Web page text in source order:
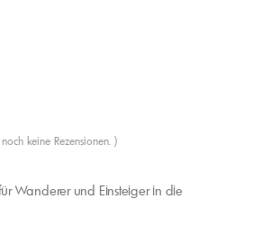
keine Rezensionen. )
Wanderer und Einsteiger in die